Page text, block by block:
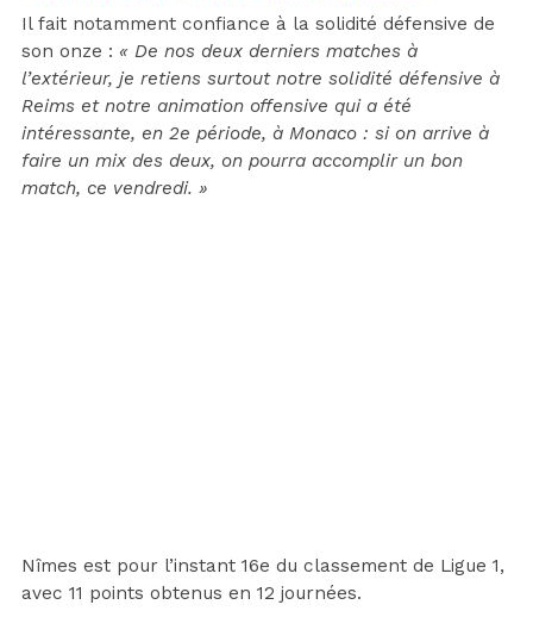
Il fait notamment confiance à la solidité défensive de
son onze : « De nos deux derniers matches à
l’extérieur, je retiens surtout notre solidité défensive à
Reims et notre animation offensive qui a été
intéressante, en 2e période, à Monaco : si on arrive à
faire un mix des deux, on pourra accomplir un bon
match, ce vendredi. »
Nîmes est pour l’instant 16e du classement de Ligue 1,
avec 11 points obtenus en 12 journées.